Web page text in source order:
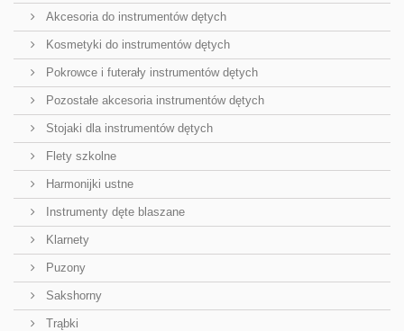
Akcesoria do instrumentów dętych
Kosmetyki do instrumentów dętych
Pokrowce i futerały instrumentów dętych
Pozostałe akcesoria instrumentów dętych
Stojaki dla instrumentów dętych
Flety szkolne
Harmonijki ustne
Instrumenty dęte blaszane
Klarnety
Puzony
Sakshorny
Trąbki